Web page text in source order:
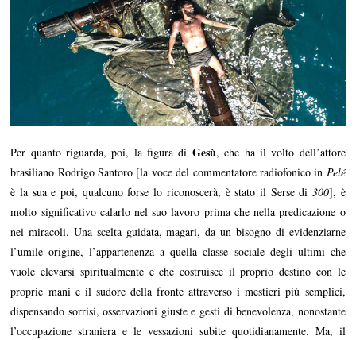
Per quanto riguarda, poi, la figura di Gesù, che ha il volto dell’attore
brasiliano Rodrigo Santoro [la voce del commentatore radiofonico in Pelé
è la sua e poi, qualcuno forse lo riconoscerà, è stato il Serse di 300], è
molto significativo calarlo nel suo lavoro prima che nella predicazione o
nei miracoli. Una scelta guidata, magari, da un bisogno di evidenziarne
l’umile origine, l’appartenenza a quella classe sociale degli ultimi che
vuole elevarsi spiritualmente e che costruisce il proprio destino con le
proprie mani e il sudore della fronte attraverso i mestieri più semplici,
dispensando sorrisi, osservazioni giuste e gesti di benevolenza, nonostante
l’occupazione straniera e le vessazioni subite quotidianamente. Ma, il